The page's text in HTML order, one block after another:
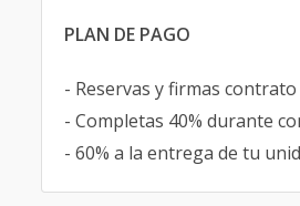
PLAN DE PAGO
- Reservas y firmas contrato
- Completas 40% durante
- 60% a la entrega de tu